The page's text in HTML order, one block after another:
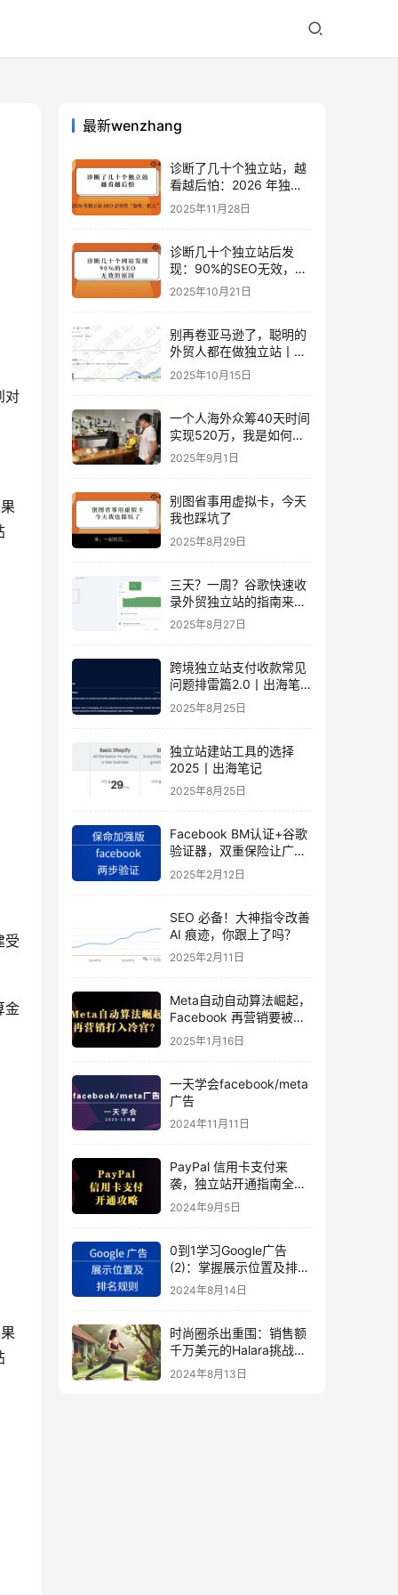
对
受
金
最新wenzhang
诊断了几十个独立站，越
看越后怕：2026 年独立
站 SEO 可能会突然“卷死
一批人”？
2025年11月28日
诊断几十个独立站后发
现：90%的SEO无效，是
因为忽略了这关键一步
2025年10月21日
别再卷亚马逊了，聪明的
外贸人都在做独立站丨出
海笔记
2025年10月15日
一个人海外众筹40天时间
实现520万，我是如何做
到的？丨出海笔记
2025年9月1日
别图省事用虚拟卡，今天
我也踩坑了
2025年8月29日
三天？一周？谷歌快速收
录外贸独立站的指南来
了！丨出海笔记
2025年8月27日
跨境独立站支付收款常见
问题排雷篇2.0丨出海笔
记
2025年8月25日
独立站建站工具的选择
2025丨出海笔记
2025年8月25日
Facebook BM认证+谷歌
验证器，双重保险让广告
投手账号稳如泰山
2025年2月12日
SEO 必备！大神指令改善
AI 痕迹，你跟上了吗？
2025年2月11日
Meta自动自动算法崛起，
Facebook 再营销要被打
入冷宫？
2025年1月16日
一天学会facebook/meta
广告
2024年11月11日
PayPal 信用卡支付来
袭，独立站开通指南全揭
秘
2024年9月5日
0到1学习Google广告
(2)：掌握展示位置及排名
规则
2024年8月14日
时尚圈杀出重围：销售额
千万美元的Halara挑战
SHEIN成新时尚巨头
（上）
2024年8月13日